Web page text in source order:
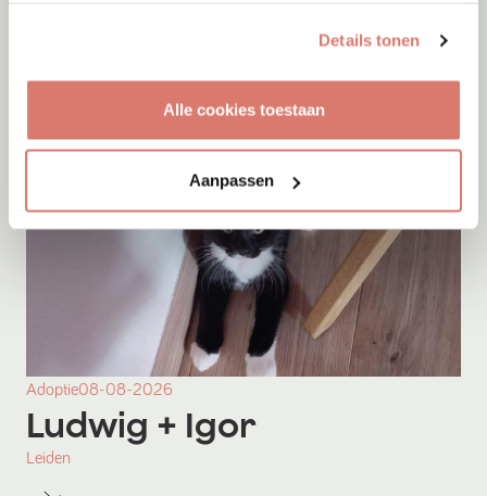
Details tonen
Alle cookies toestaan
Aanpassen
Adoptie08-08-2026
Ludwig + Igor
Leiden